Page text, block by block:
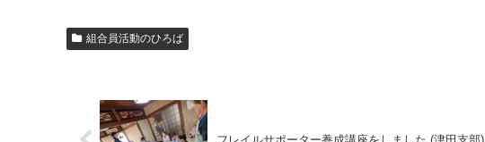
組合員活動のひろば